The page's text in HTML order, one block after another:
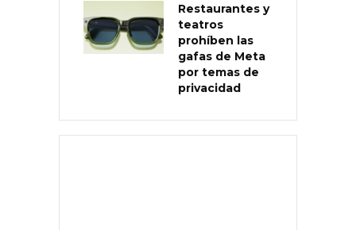
Restaurantes y
teatros
prohíben las
gafas de Meta
por temas de
privacidad